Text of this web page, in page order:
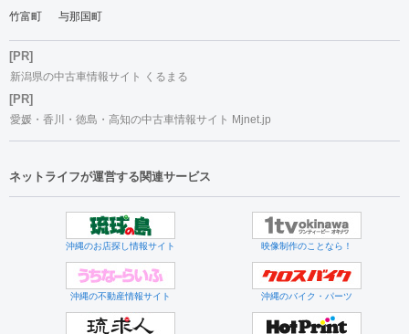
竹富町
与那国町
[PR]
新潟県の中古車情報サイト くるまる
[PR]
愛媛・香川・徳島・高知の中古車情報サイト Mjnet.jp
ネットライフが運営する関連サービス
沖縄のお店探し情報サイト 映像制作のことなら！
沖縄の不動産情報サイト 沖縄のバイク・パーツ